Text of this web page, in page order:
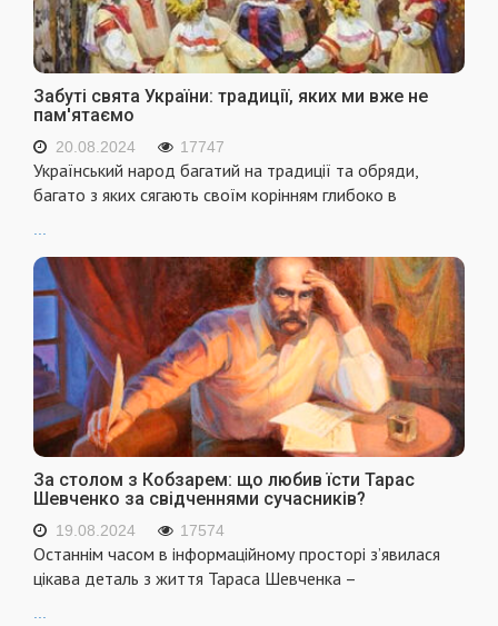
Забуті свята України: традиції, яких ми вже не
пам'ятаємо
20.08.2024 17747
Український народ багатий на традиції та обряди,
багато з яких сягають своїм корінням глибоко в
За столом з Кобзарем: що любив їсти Тарас
Шевченко за свідченнями сучасників?
19.08.2024 17574
Останнім часом в інформаційному просторі з’явилася
цікава деталь з життя Тараса Шевченка –